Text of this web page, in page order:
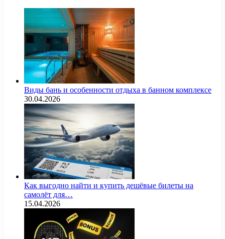
Виды бань и особенности отдыха в банном комплексе
30.04.2026
Как выгодно найти и купить дешёвые билеты на
самолёт для…
15.04.2026